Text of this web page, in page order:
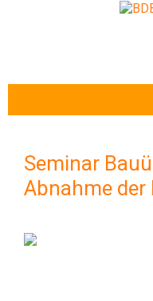
GESCHÄFTSSTELLE
Seminar
Abnahme der